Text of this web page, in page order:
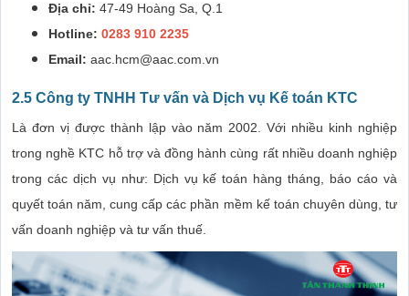
Địa chỉ: 47-49 Hoàng Sa, Q.1
Hotline: 0283 910 2235
Email: aac.hcm@aac.com.vn
2.5 Công ty TNHH Tư vấn và Dịch vụ Kế toán KTC
Là đơn vị được thành lập vào năm 2002. Với nhiều kinh nghiệp
trong nghề KTC hỗ trợ và đồng hành cùng rất nhiều doanh nghiệp
trong các dịch vụ như: Dịch vụ kế toán hàng tháng, báo cáo và
quyết toán năm, cung cấp các phần mềm kế toán chuyên dùng, tư
vấn doanh nghiệp và tư vấn thuế.